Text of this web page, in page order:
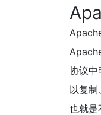
协议中
以复制
也就是